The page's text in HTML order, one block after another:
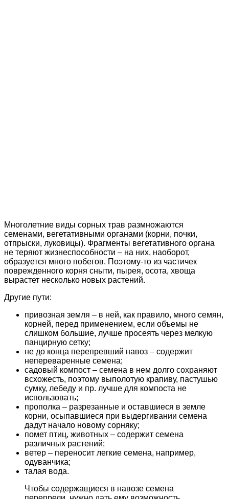
Многолетние виды сорных трав размножаются
семенами, вегетативными органами (корни, почки,
отпрыски, луковицы). Фрагменты вегетативного органа
не теряют жизнеспособности – на них, наоборот,
образуется много побегов. Поэтому-то из частичек
поврежденного корня сныти, пырея, осота, хвоща
вырастет несколько новых растений.
Другие пути:
привозная земля – в ней, как правило, много семян,
корней, перед применением, если объемы не
слишком большие, лучше просеять через мелкую
панцирную сетку;
не до конца перепревший навоз – содержит
непереваренные семена;
садовый компост – семена в нем долго сохраняют
всхожесть, поэтому выполотую крапиву, пастушью
сумку, лебеду и пр. лучше для компоста не
использовать;
прополка – разрезанные и оставшиеся в земле
корни, осыпавшиеся при выдергивании семена
дадут начало новому сорняку;
помет птиц, животных – содержит семена
различных растений;
ветер – переносит легкие семена, например,
одуванчика;
талая вода.
Чтобы содержащиеся в навозе семена